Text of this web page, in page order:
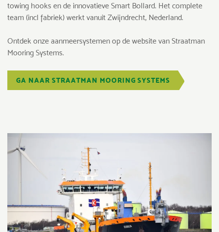
towing hooks en de innovatieve Smart Bollard. Het complete
team (incl fabriek) werkt vanuit Zwijndrecht, Nederland.
Ontdek onze aanmeersystemen op de website van Straatman
Mooring Systems.
GA NAAR STRAATMAN MOORING SYSTEMS